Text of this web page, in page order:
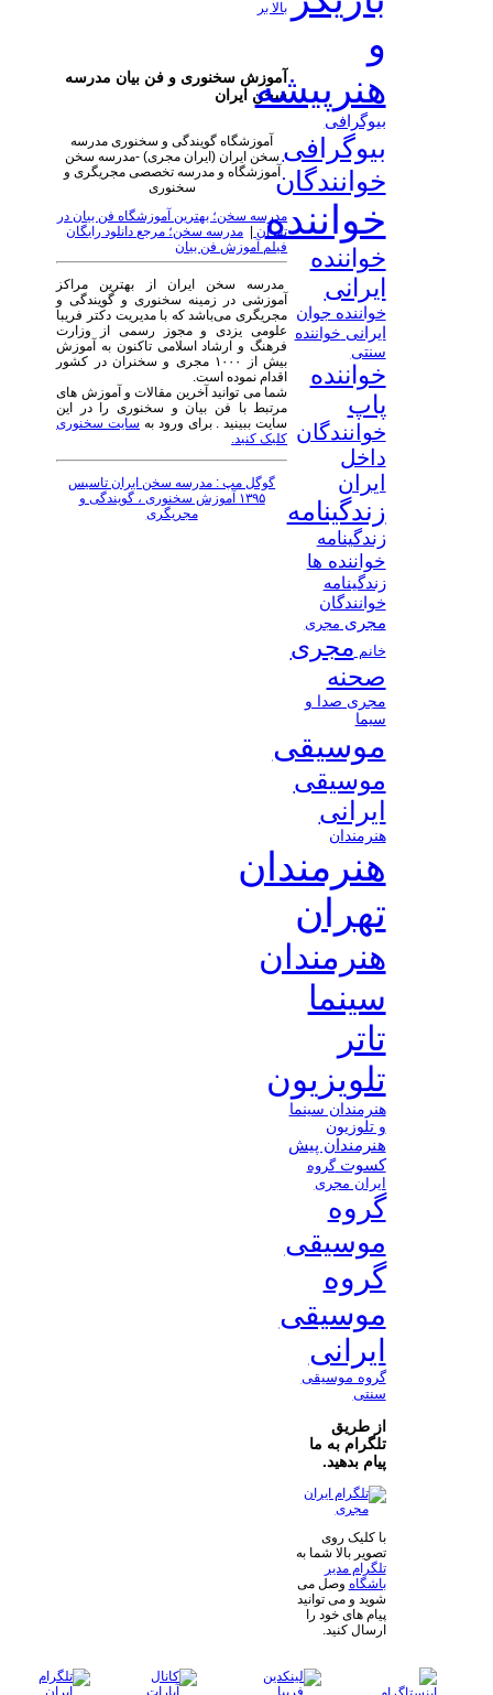
بالا بر
آموزش سخنوری و فن بیان مدرسه
سخن ایران
آموزشگاه گویندگی و سخنوری مدرسه
سخن ایران (ایران مجری) -مدرسه سخن
آموزشگاه و مدرسه تخصصی مجریگری و
سخنوری
مدرسه سخن؛ بهترین آموزشگاه فن بیان در
تهران
مدرسه سخن؛ مرجع دانلود رایگان
فیلم آموزش فن بیان
مدرسه سخن ایران از بهترین مراکز
آموزشی در زمینه سخنوری و گویندگی و
مجریگری می‌باشد که با مدیریت دکتر فریبا
علومی یزدی و مجوز رسمی از وزارت
فرهنگ و ارشاد اسلامی تاکنون به آموزش
بیش از ۱۰۰۰ مجری و سخنران در کشور
اقدام نموده است.
شما می توانید آخرین مقالات و آموزش های
مرتبط با فن بیان و سخنوری را در این
سایت ببینید . برای ورود به سایت سخنوری
کلیک کنید.
گوگل مپ : مدرسه سخن ایران تاسیس
۱۳۹۵ آموزش سخنوری ، گویندگی و
مجریگری
و
هنرپیشه
بیوگرافی
بیوگرافی
خوانندگان
خواننده
خواننده
ایرانی
خواننده جوان
ایرانی خواننده
سنتی
خواننده
پاپ
خوانندگان
داخل
ایران
زندگینامه
زندگینامه
خواننده ها
زندگینامه
خوانندگان
مجری مجری
خانم مجری
صحنه
مجری صدا و
سیما
موسیقی
موسیقی
ایرانی
هنرمندان
هنرمندان
تهران
هنرمندان
سینما
تاتر
تلویزیون
هنرمندان سینما
و تلوزیون
هنرمندان پیش
کسوتگروه
ایران مجری
گروه
موسیقی
گروه
موسیقی
ایرانی
گروه موسیقی
سنتی
از طریق
تلگرام به ما
پیام بدهید.
با کلیک روی
تصویر بالا شما به
تلگرام مدیر
باشگاه وصل می
شوید و می توانید
پیام های خود را
ارسال کنید.